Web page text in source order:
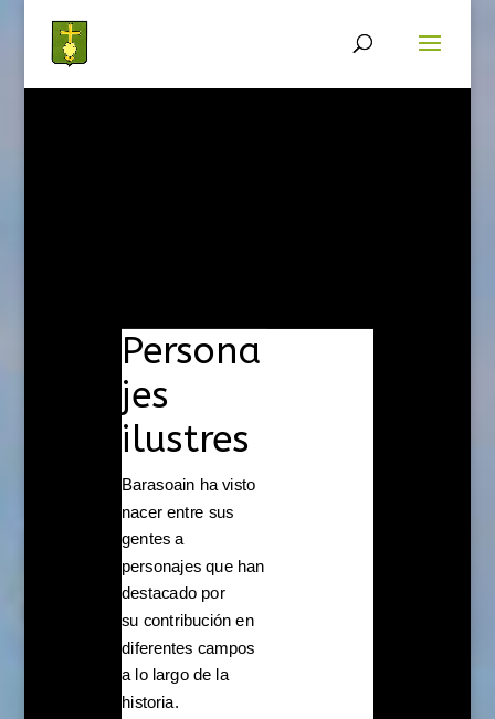
Persona
jes
ilustres
Barasoain ha visto
nacer entre sus
gentes a
personajes que han
destacado por
su contribución en
diferentes campos
a lo largo de la
historia.